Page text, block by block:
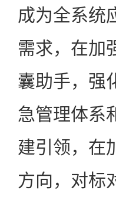
成为全系统
需求，在加
囊助手，强
急管理体系
建引领，在
方向，对标